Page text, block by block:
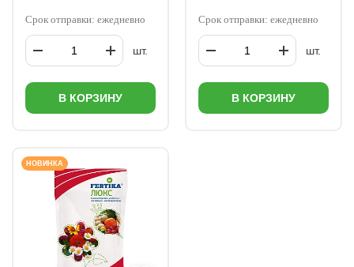
Срок отправки: ежедневно
шт.
В КОРЗИНУ
Срок отправки: ежедневно
шт.
В КОРЗИНУ
НОВИНКА